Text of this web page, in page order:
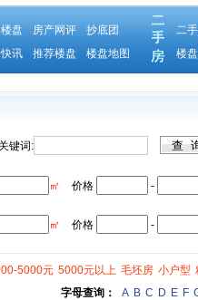
盘 房产网评
抄底团
讯
推荐楼盘 楼盘地图
二
楼
关键词:
㎡ 价格 -
㎡ 价格 -
5000元 5000元以上 毛坯房 小户型
字母查询： A B C D E F